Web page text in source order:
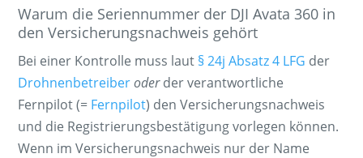
Warum die Seriennummer der DJI Avata 360 in
den Versicherungsnachweis gehört
Bei einer Kontrolle muss laut § 24j Absatz 4 LFG der
Drohnenbetreiberoderder verantwortliche
Fernpilot (= Fernpilot) den Versicherungsnachweis
und die Registrierungsbestätigung vorlegen können.
Wenn im Versicherungsnachweis nur der Name